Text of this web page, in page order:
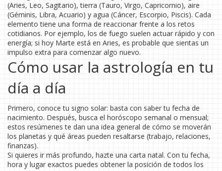
(Aries, Leo, Sagitario), tierra (Tauro, Virgo, Capricornio), aire
(Géminis, Libra, Acuario) y agua (Cáncer, Escorpio, Piscis). Cada
elemento tiene una forma de reaccionar frente a los retos
cotidianos. Por ejemplo, los de fuego suelen actuar rápido y con
energía; si hoy Marte está en Aries, es probable que sientas un
impulso extra para comenzar algo nuevo.
Cómo usar la astrología en tu
día a día
Primero, conoce tu signo solar: basta con saber tu fecha de
nacimiento. Después, busca el horóscopo semanal o mensual;
estos resúmenes te dan una idea general de cómo se moverán
los planetas y qué áreas pueden resaltarse (trabajo, relaciones,
finanzas).
Si quieres ir más profundo, hazte una carta natal. Con tu fecha,
hora y lugar exactos puedes obtener la posición de todos los